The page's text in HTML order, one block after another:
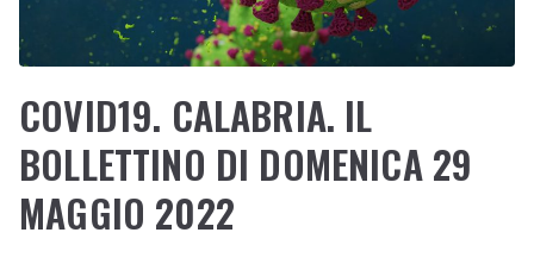
COVID19. CALABRIA. IL
BOLLETTINO DI DOMENICA 29
MAGGIO 2022